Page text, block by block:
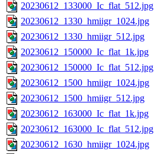
20230612_133000_Ic_flat_512.jpg
20230612_1330_hmiigr_1024.jpg
20230612_1330_hmiigr_512.jpg
20230612_150000_Ic_flat_1k.jpg
20230612_150000_Ic_flat_512.jpg
20230612_1500_hmiigr_1024.jpg
20230612_1500_hmiigr_512.jpg
20230612_163000_Ic_flat_1k.jpg
20230612_163000_Ic_flat_512.jpg
20230612_1630_hmiigr_1024.jpg